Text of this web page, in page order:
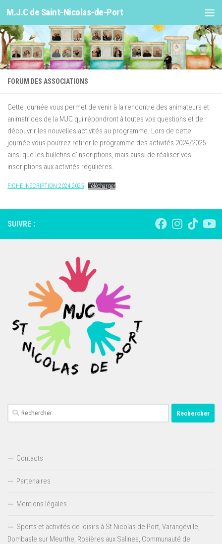
Skip to content
M.J.C de Saint-Nicolas-de-Port
FORUM DES ASSOCIATIONS
Cette journée vous permet de venir à la rencontre des animateurs et
animatrices de la MJC qui répondront à toutes vos questions et de
découvrir les nouvelles activités au programme. Lors de cette
journée vous pourrez retirer le programme des activités 2024/2025
ainsi que les bulletins d’inscriptions, mais aussi de réaliser vos
inscriptions aux activités régulières.
FICHE INSCRIPTION 2024 2025 Télécharger
SUIVRE :
Rechercher :
Contacts
Partenaires
Mentions légales
Sports et activités de loisirs à St Nicolas de Port, Varangéville,
Dombasle sur Meurthe, Rosières aux Salines, Communauté de